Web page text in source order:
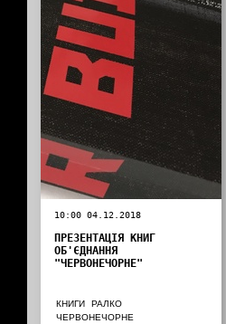
10:00 04.12.2018
ПРЕЗЕНТАЦІЯ КНИГ
ОБ'ЄДНАННЯ
"ЧЕРВОНЕЧОРНЕ"
КНИГИ
РАЛКО
ЧЕРВОНЕЧОРНЕ